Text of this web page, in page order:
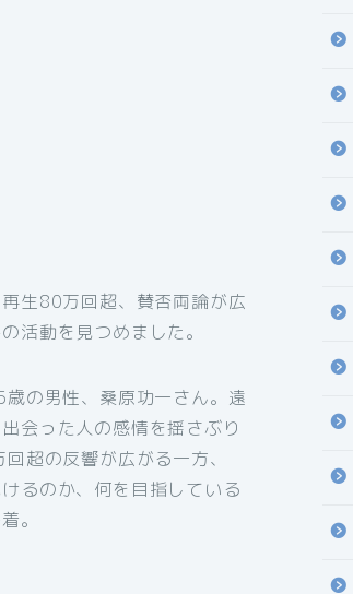
生80万回超、賛否両論が広
活動を見つめました。
の男性、桑原功一さん。遠
会った人の感情を揺さぶり
超の反響が広がる一方、
るのか、何を目指している
。